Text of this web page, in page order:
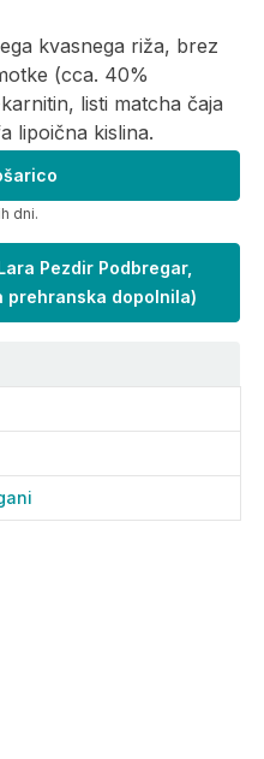
kvasnega riža, brez
(cca. 40%
listi matcha čaja
lipoična kislina.
dni.
Pezdir Podbregar,
prehranska dopolnila)